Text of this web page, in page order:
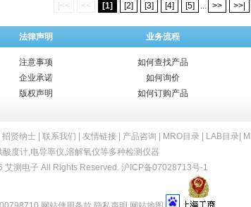
|<< << [1] [2] [3] [4] [5] ... >> >>|
法律声明 业务流程
注意事项
企业承诺
版权声明
如何查找产品
如何询价
如何订购产品
招贤纳士| 联系我们 友情链接| 产品咨询 MRO目录| LAB目录|
酸度计,电导率仪,溶解氧仪等多种检测仪器
艾测电子 All Rights Reserved. 沪ICP备07028713号-1